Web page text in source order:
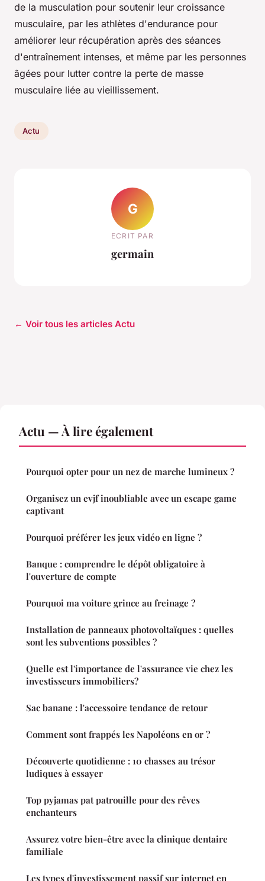
de la musculation pour soutenir leur croissance
musculaire, par les athlètes d'endurance pour
améliorer leur récupération après des séances
d'entraînement intenses, et même par les personnes
âgées pour lutter contre la perte de masse
musculaire liée au vieillissement.
Actu
G
ECRIT PAR
germain
← Voir tous les articles Actu
Actu — À lire également
Pourquoi opter pour un nez de marche lumineux ?
Organisez un evjf inoubliable avec un escape game
captivant
Pourquoi préférer les jeux vidéo en ligne ?
Banque : comprendre le dépôt obligatoire à
l'ouverture de compte
Pourquoi ma voiture grince au freinage ?
Installation de panneaux photovoltaïques : quelles
sont les subventions possibles ?
Quelle est l'importance de l'assurance vie chez les
investisseurs immobiliers?
Sac banane : l'accessoire tendance de retour
Comment sont frappés les Napoléons en or ?
Découverte quotidienne : 10 chasses au trésor
ludiques à essayer
Top pyjamas pat patrouille pour des rêves
enchanteurs
Assurez votre bien-être avec la clinique dentaire
familiale
Les types d'investissement passif sur internet en